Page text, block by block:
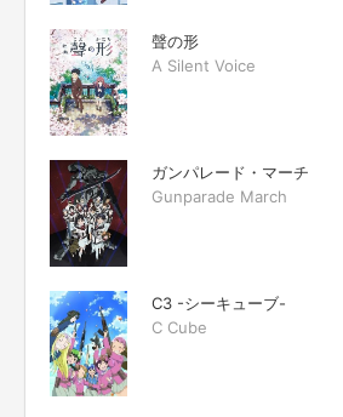
聲の形
A Silent Voice
ガンパレード・マーチ
Gunparade March
C3 -シーキューブ-
C Cube